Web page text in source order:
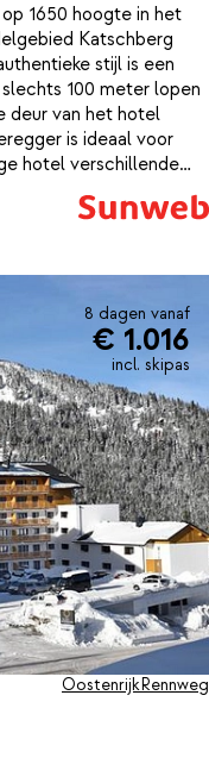
1650 hoogte in het
Katschberg
stijl is een
100 meter lopen
deur van het hotel
is ideaal voor
hotel verschillende
m² grote spa biedt
te boeken.
8 dagen vanaf
€ 1.016
incl. skipas
OostenrijkRennweg